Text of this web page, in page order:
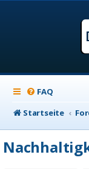
FAQ
Startseite